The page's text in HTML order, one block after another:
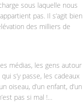
sous laquelle nous
pas. Il s’agit bien
des milliers de
médias, les gens autour
s’y passe, les cadeaux
oiseau, d’un enfant, d’un
pas si mal !…